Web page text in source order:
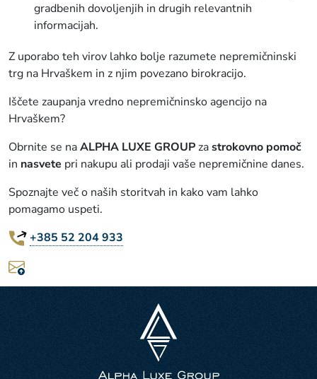
gradbenih dovoljenjih in drugih relevantnih
informacijah.
Z uporabo teh virov lahko bolje razumete nepremičninski
trg na Hrvaškem in z njim povezano birokracijo.
Iščete zaupanja vredno nepremičninsko agencijo na
Hrvaškem?
Obrnite se naALPHA LUXE GROUPzastrokovno pomoč
in nasvete pri nakupu ali prodaji vaše nepremičnine danes.
Spoznajte več o naših storitvah in kako vam lahko
pomagamo uspeti.
+385 52 204 933